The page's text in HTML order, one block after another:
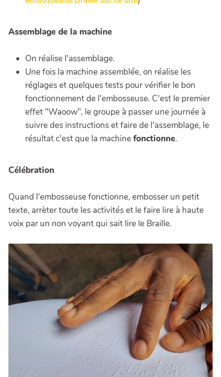
Assemblage de la machine
On réalise l'assemblage.
Une fois la machine assemblée, on réalise les
réglages et quelques tests pour vérifier le bon
fonctionnement de l'embosseuse. C'est le premier
effet "Waoow", le groupe à passer une journée à
suivre des instructions et faire de l'assemblage, le
résultat c'est que la machinefonctionne.
Célébration
Quand l'embosseuse fonctionne, embosser un petit
texte, arrèter toute les activités et le faire lire à haute
voix par un non voyant qui sait lire le Braille.